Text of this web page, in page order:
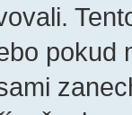
pokud